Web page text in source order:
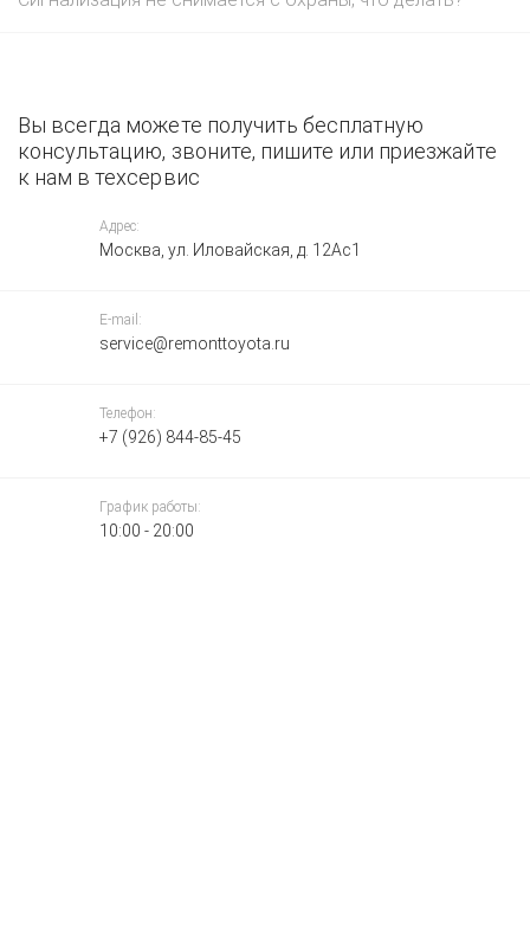
Вы всегда можете получить бесплатную
консультацию, звоните, пишите или приезжайте
к нам в техсервис
Адрес:
Москва, ул. Иловайская, д. 12Ас1
E-mail:
service@remonttoyota.ru
Телефон:
+7 (926) 844-85-45
График работы:
10:00 - 20:00